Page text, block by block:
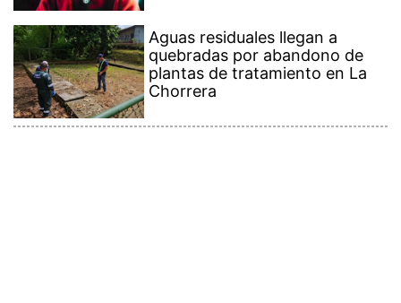
Aguas residuales llegan a
quebradas por abandono de
plantas de tratamiento en La
Chorrera